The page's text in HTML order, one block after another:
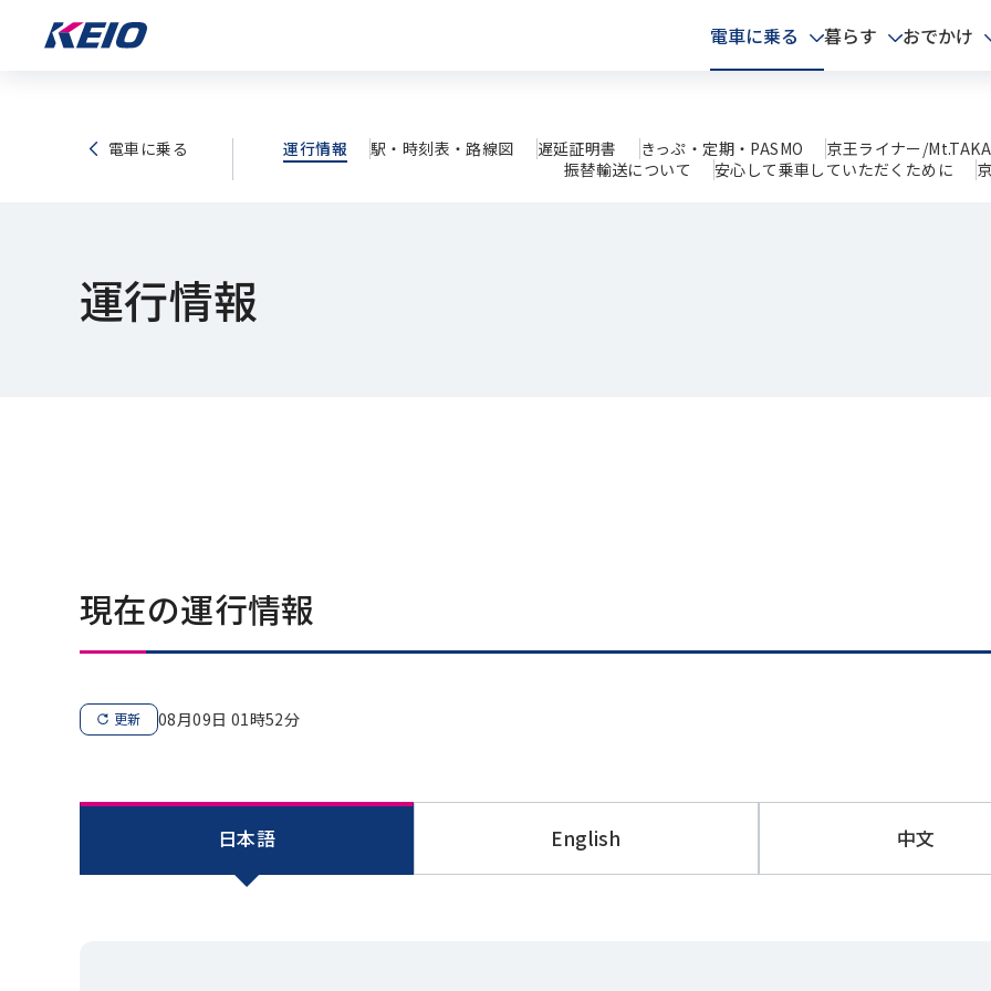
電車に乗る 暮らす おでかけ
電車に乗る 運行情報 駅・時刻表・路線図 遅延証明書 きっぷ・定期・PASMO
京王ライナー/
振替輸送について
安心して乗車していただくために
運行情報
現在の運行情報
更新 08月09日 01時52分
日本語 English 中文